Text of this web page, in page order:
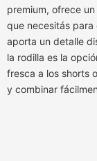
premium, ofrece
que necesitás para
aporta un detalle
la rodilla es la
fresca a los shorts
y combinar